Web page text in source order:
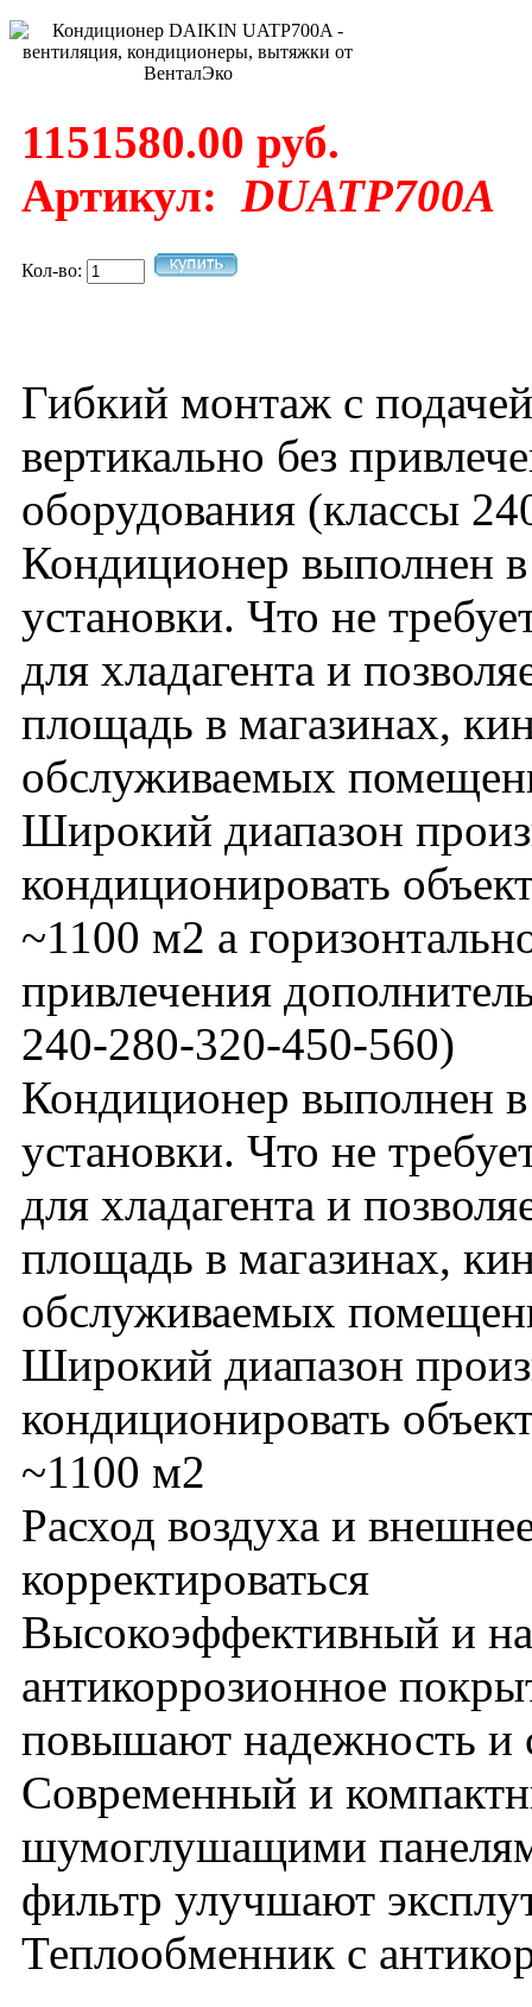
1151580.00 руб.
Артикул: DUATP700A
Кол-во:
Гибкий монтаж с
вертикально без
оборудования (классы
Кондиционер выполнен
установки. Что не
для хладагента и
площадь в магазинах,
обслуживаемых
Широкий диапазон
кондиционировать
~1100 м2 а
привлечения
240-280-320-450-560)
Кондиционер выполнен
установки. Что не
для хладагента и
площадь в магазинах,
обслуживаемых
Широкий диапазон
кондиционировать
~1100 м2
Расход воздуха и
корректироваться
Высокоэффективный и
антикоррозионное
повышают надежность и
Современный и
шумоглушащими
фильтр улучшают
Теплообменник с